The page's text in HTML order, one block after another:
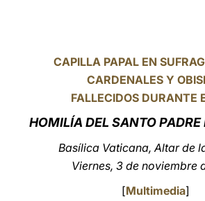
CAPILLA PAPAL EN
CARDENALES Y
FALLECIDOS DURANTE
HOMILÍA DEL SANTO PADRE
Basílica Vaticana, Altar de
Viernes, 3 de noviembre
[Multimedia]